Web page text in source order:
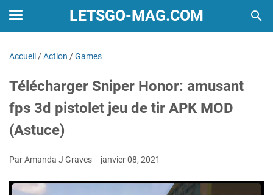
LETSGO-MAG.COM
Accueil /Action /Games
Télécharger Sniper Honor: amusant
fps 3d pistolet jeu de tir APK MOD
(Astuce)
Par Amanda J Graves janvier 08, 2021